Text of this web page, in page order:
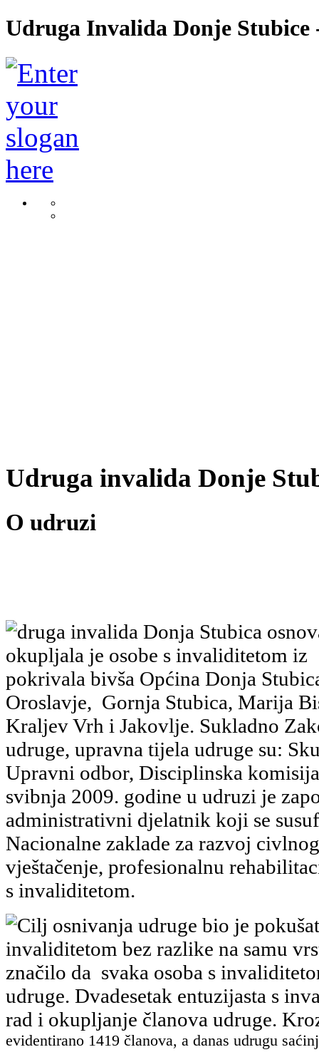
Udruga Invalida Donje Stubice
Udruga invalida Donje
O udruzi
druga invalida Donja Stubica
okupljala je osobe s invaliditetom
pokrivala bivša Općina Donja
Oroslavje, Gornja Stubica, Marija
Kraljev Vrh i Jakovlje. Sukladno
udruge, upravna tijela udruge su:
Upravni odbor, Disciplinska
svibnja 2009. godine u udruzi je
administrativni djelatnik koji se
Nacionalne zaklade za razvoj
vještačenje, profesionalnu
s invaliditetom.
Cilj osnivanja udruge bio je
invaliditetom bez razlike na samu
značilo da svaka osoba s
udruge. Dvadesetak entuzijasta s
rad i okupljanje članova udruge.
evidentirano 1419 članova, a danas udrugu